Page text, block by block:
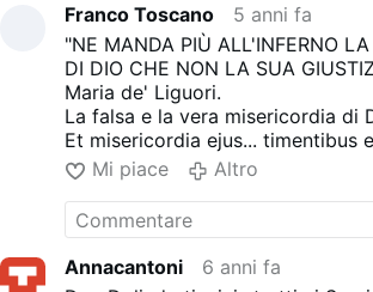
Franco Toscano
5 anni fa
"NE MANDA PIÙ ALL'INFERNO LA
DI DIO CHE NON LA SUA
Maria de' Liguori.
La falsa e la vera misericordia di
Et misericordia ejus... timentibus
Vergine nel Magnificat. Oggi si fa
della misericordia di Dio e si vuol
buonista ed è per questo che si
siano le condizioni per ottenere
prima, anche se non la più
di Dio che è l'inizio della
Mi piace Altro
Annacantoni
6 anni fa